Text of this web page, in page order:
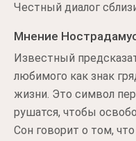
Честный диалог
Мнение
Известный
любимого как знак
жизни. Это символ
рушатся, чтобы
Сон говорит о том,